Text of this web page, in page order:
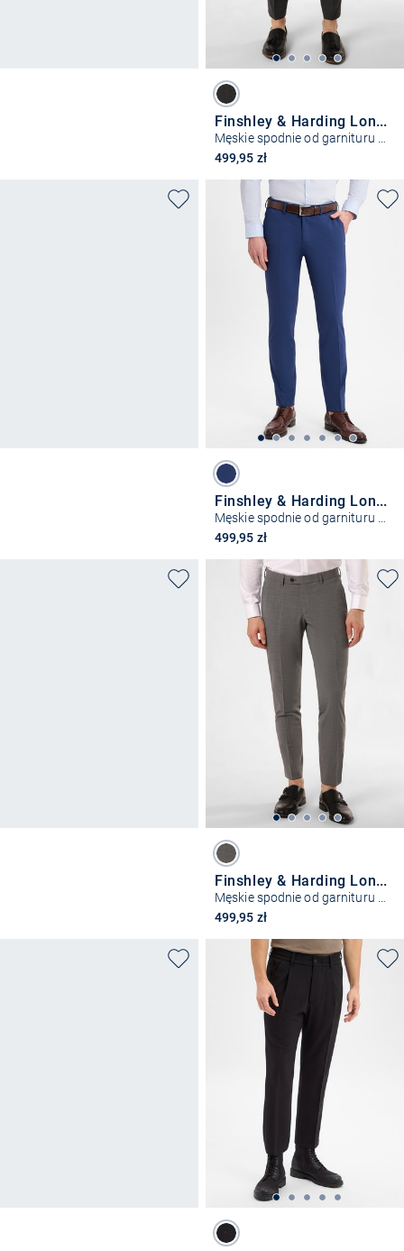
Finshley & Harding London
Męskie spodnie od garnituru modułowego – Hoxdon
499,95 zł
Finshley & Harding London
Męskie spodnie od garnituru modułowego – FHL Hoxdon
499,95 zł
Finshley & Harding London
499,95 zł